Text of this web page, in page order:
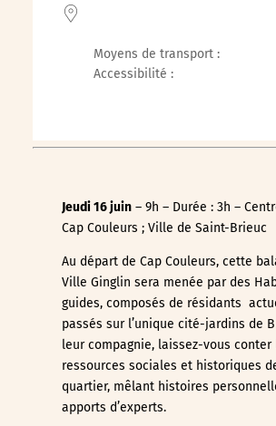
Moyens de transport :
Accessibilité :
Jeudi 16 juin– 9h – Durée : 3h –
Cap Couleurs ; Ville de Saint-Brieuc
Au départ de Cap Couleurs, cette
Ville Ginglin sera menée par des
guides, composés de résidants
passés sur l’unique cité-jardins de
leur compagnie, laissez-vous conter
ressources sociales et historiques
quartier, mêlant histoires
apports d’experts.